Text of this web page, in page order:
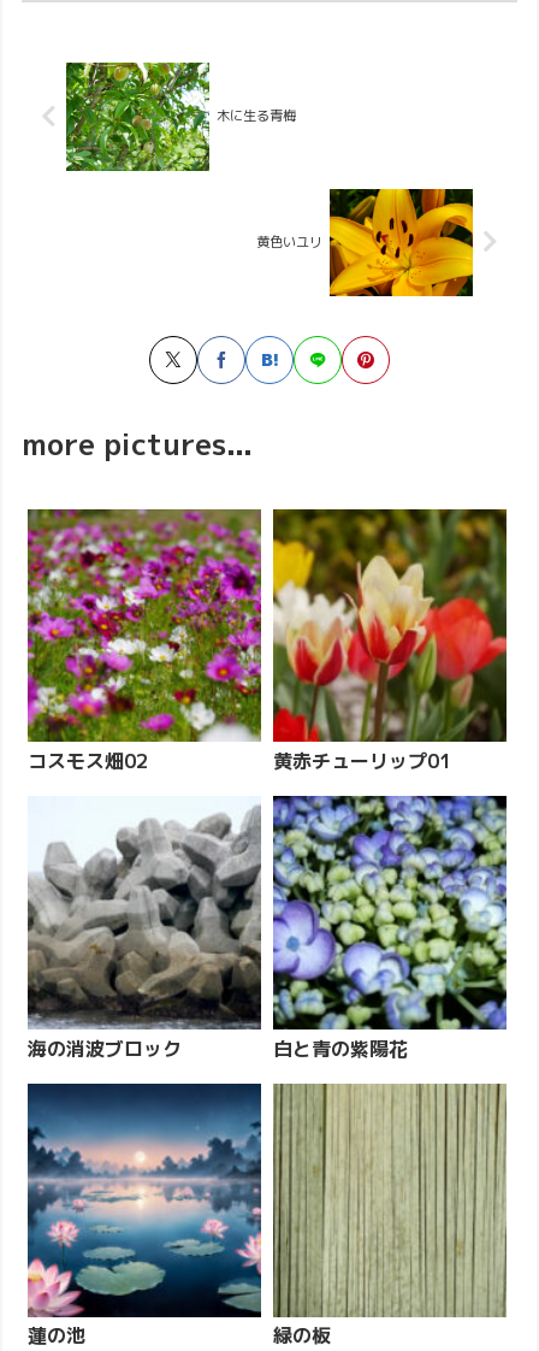
木に生る青梅
黄色いユリ
more pictures...
コスモス畑02 黄赤チューリップ01
海の消波ブロック 白と青の紫陽花
蓮の池 緑の板